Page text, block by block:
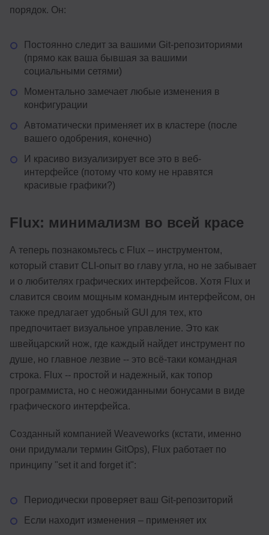
порядок. Он:
Постоянно следит за вашими Git-репозиториями
(прямо как ваша бывшая за вашими
социальными сетями)
Моментально замечает любые изменения в
конфигурации
Автоматически применяет их в кластере (после
вашего одобрения, конечно)
И красиво визуализирует все это в веб-
интерфейсе (потому что кому не нравятся
красивые графики?)
Flux: минимализм во всей красе
А теперь познакомьтесь с Flux -- инструментом,
который ставит CLI-опыт во главу угла, но не забывает
и о любителях графических интерфейсов. Хотя Flux и
славится своим мощным командным интерфейсом, он
также предлагает удобный GUI для тех, кто
предпочитает визуальное управление. Это как
швейцарский нож, где каждый найдет инструмент по
душе, но главное лезвие -- это всё-таки командная
строка. Flux -- простой и надежный, как топор
программиста, но с неожиданными бонусами в виде
графического интерфейса.
Созданный компанией Weaveworks (кстати, именно
они придумали термин GitOps), Flux работает по
принципу "set it and forget it":
Периодически проверяет ваш Git-репозиторий
Если находит изменения – применяет их